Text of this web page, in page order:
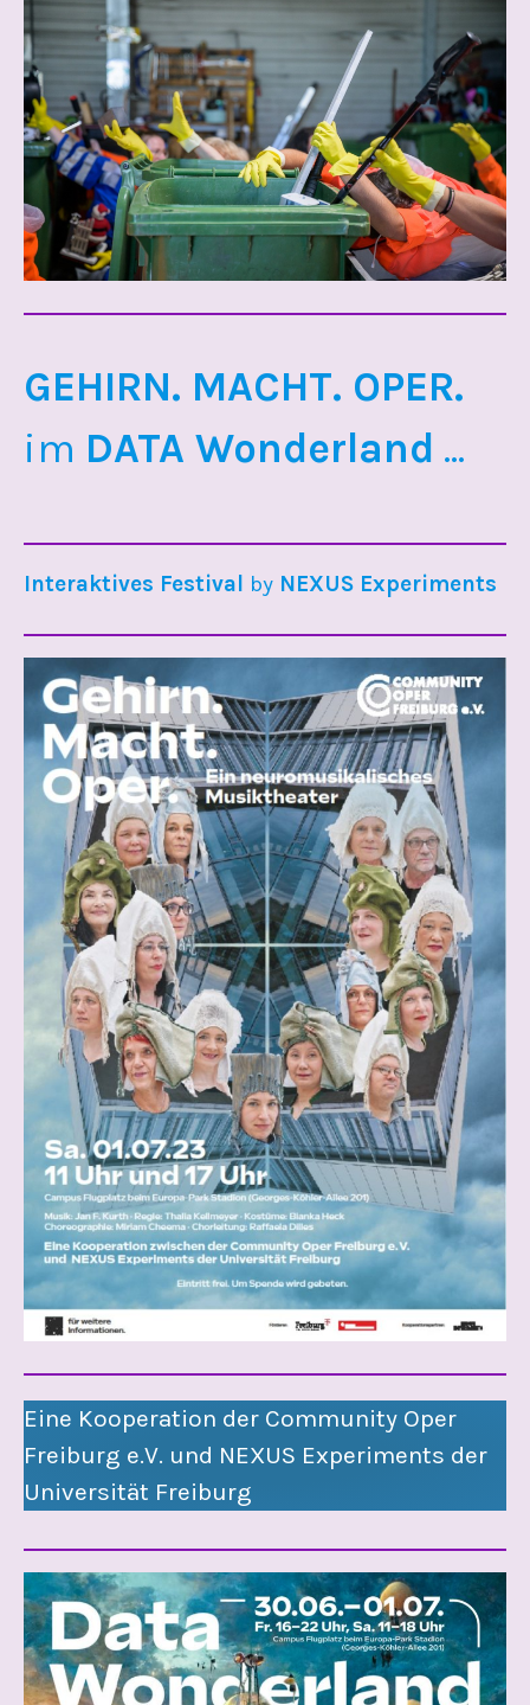
GEHIRN. MACHT. OPER.
im DATA Wonderland ...
Interaktives Festival by NEXUS Experiments
Eine Kooperation der Community Oper
Freiburg e.V. und NEXUS Experiments der
Universität Freiburg